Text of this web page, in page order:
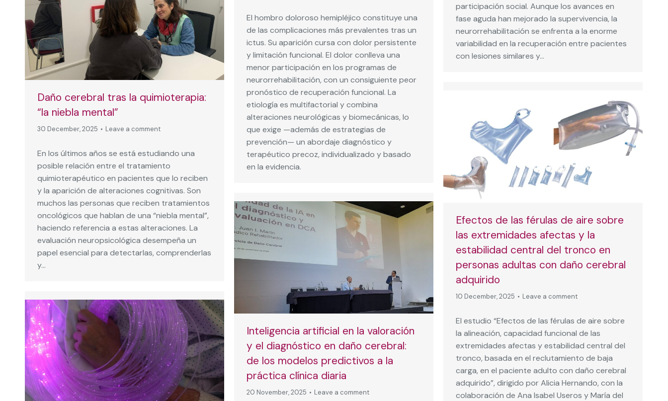
participación social. Aunque los avances en
fase aguda han mejorado la supervivencia, la
neurorrehabilitación se enfrenta a la enorme
variabilidad en la recuperación entre pacientes
con lesiones similares y…
El hombro doloroso hemipléjico constituye una
de las complicaciones más prevalentes tras un
ictus. Su aparición cursa con dolor persistente
y limitación funcional. El dolor conlleva una
menor participación en los programas de
neurorrehabilitación, con un consiguiente peor
pronóstico de recuperación funcional. La
etiología es multifactorial y combina
alteraciones neurológicas y biomecánicas, lo
que exige —además de estrategias de
prevención— un abordaje diagnóstico y
terapéutico precoz, individualizado y basado
en la evidencia.
Daño cerebral tras la quimioterapia:
“la niebla mental”
30 December, 2025 Leave a comment
En los últimos años se está estudiando una
posible relación entre el tratamiento
quimioterapéutico en pacientes que lo reciben
y la aparición de alteraciones cognitivas. Son
muchos las personas que reciben tratamientos
oncológicos que hablan de una “niebla mental”,
haciendo referencia a estas alteraciones. La
evaluación neuropsicológica desempeña un
papel esencial para detectarlas, comprenderlas
y…
Efectos de las férulas de aire sobre
las extremidades afectas y la
estabilidad central del tronco en
personas adultas con daño cerebral
adquirido
10 December, 2025 Leave a comment
El estudio “Efectos de las férulas de aire sobre
la alineación, capacidad funcional de las
extremidades afectas y estabilidad central del
tronco, basada en el reclutamiento de baja
carga, en el paciente adulto con daño cerebral
adquirido”, dirigido por Alicia Hernando, con la
colaboración de Ana Isabel Useros y María del
Inteligencia artificial en la valoración
y el diagnóstico en daño cerebral:
de los modelos predictivos a la
práctica clínica diaria
20 November, 2025 Leave a comment